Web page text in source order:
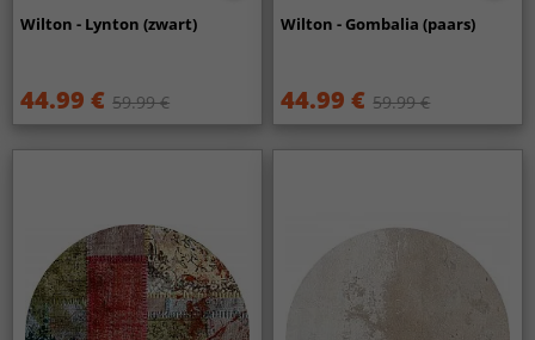
Wilton - Lynton (zwart)
44.99 € 59.99 €
Wilton - Gombalia (paars)
44.99 € 59.99 €